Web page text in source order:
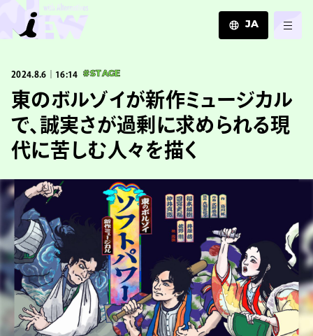
JA
ZH
2024.8.6｜16:14 #STAGE
東のボルゾイが新作ミュージカル
で、誠実さが過剰に求められる現
代に苦しむ人々を描く